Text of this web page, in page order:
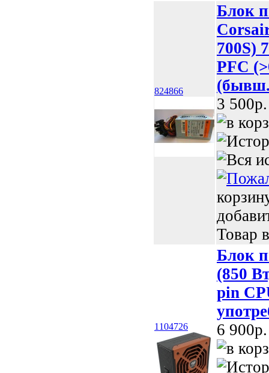
824866
Блок
700S)
PFC
(бывш.
3 500p.
Товар
1104726
Блок
(850
pin
6 900p.